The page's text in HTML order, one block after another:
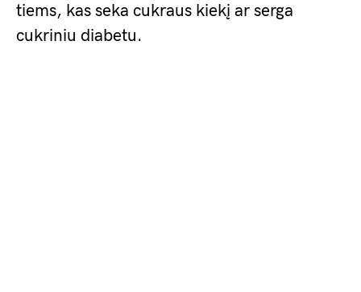
tiems, kas seka cukraus kiekį ar serga
cukriniu diabetu.